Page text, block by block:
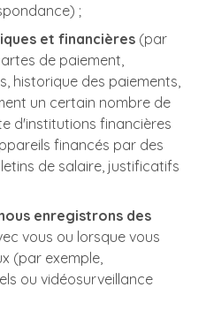
;
et financières (par
de paiement,
historique des paiements,
un certain nombre de
d'institutions financières
financés par des
de salaire, justificatifs
enregistrons des
vous ou lorsque vous
(par exemple,
ou vidéosurveillance